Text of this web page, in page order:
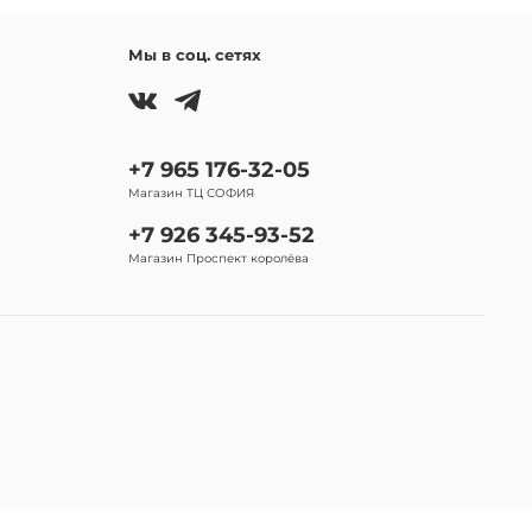
Мы в соц. сетях
+7 965 176-32-05
Магазин ТЦ СОФИЯ
+7 926 345-93-52
Магазин Проспект королёва